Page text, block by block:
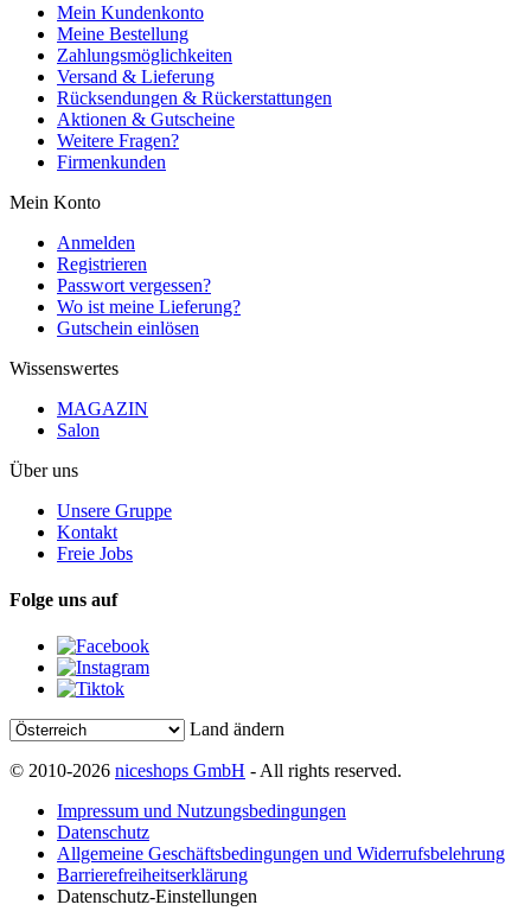
Mein Kundenkonto
Meine Bestellung
Zahlungsmöglichkeiten
Versand & Lieferung
Rücksendungen & Rückerstattungen
Aktionen & Gutscheine
Weitere Fragen?
Firmenkunden
Mein Konto
Anmelden
Registrieren
Passwort vergessen?
Wo ist meine Lieferung?
Gutschein einlösen
Wissenswertes
MAGAZIN
Salon
Über uns
Unsere Gruppe
Kontakt
Freie Jobs
Folge uns auf
Land ändern
© 2010-2026 niceshops GmbH - All rights reserved.
Impressum und Nutzungsbedingungen
Datenschutz
Allgemeine Geschäftsbedingungen und Widerrufsbelehrung
Barrierefreiheitserklärung
Datenschutz-Einstellungen